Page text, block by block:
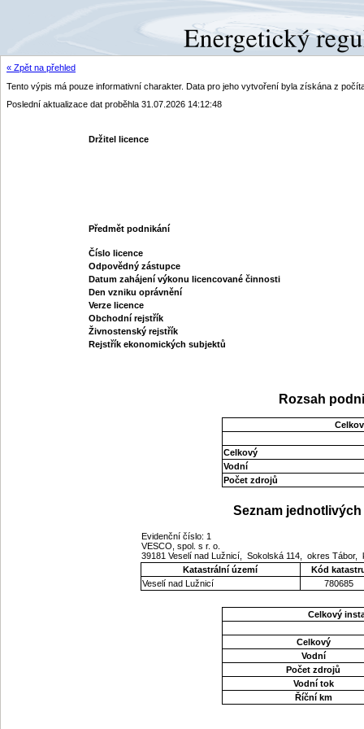
« Zpět na přehled
Tento výpis má pouze informativní charakter. Data pro jeho vytvoření byla získána z
Poslední aktualizace dat proběhla 31.07.2026 14:12:48
Držitel licence
Předmět podnikání
Číslo licence
Odpovědný zástupce
Datum zahájení výkonu licencované činnosti
Den vzniku oprávnění
Verze licence
Obchodní rejstřík
Živnostenský rejstřík
Rejstřík ekonomických subjektů
Rozsah
Celkový
Vodní
Počet zdrojů
Seznam
Evidenční číslo: 1
VESCO, spol. s r. o.
39181 Veselí nad Lužnicí, Sokolská 114, okres
Katastrální území
Kód
Veselí nad Lužnicí
780685
Celkový
Celkový
Vodní
Počet zdrojů
Vodní tok
Říční km